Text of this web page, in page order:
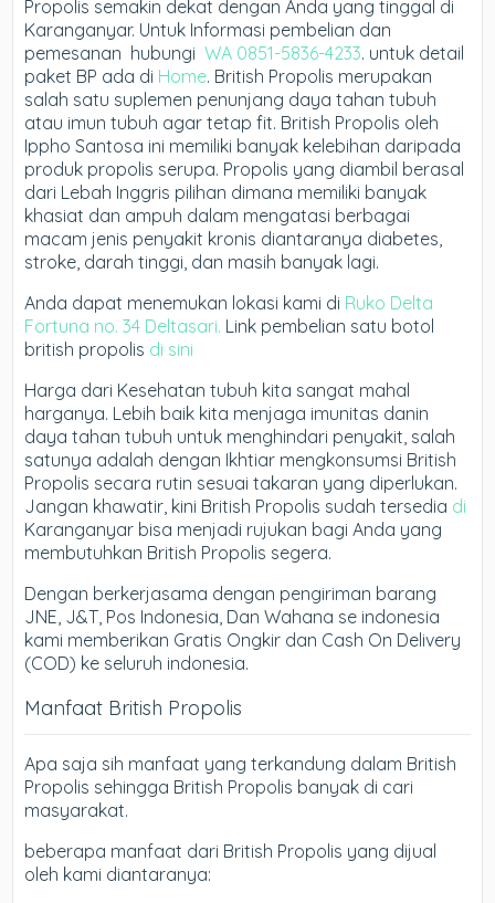
Propolis semakin dekat dengan Anda yang tinggal di
Karanganyar. Untuk Informasi pembelian dan
pemesanan hubungiWA 0851-5836-4233. untuk detail
paket BP ada di Home. British Propolis merupakan
salah satu suplemen penunjang daya tahan tubuh
atau imun tubuh agar tetap fit. British Propolis oleh
Ippho Santosa ini memiliki banyak kelebihan daripada
produk propolis serupa. Propolis yang diambil berasal
dari Lebah Inggris pilihan dimana memiliki banyak
khasiat dan ampuh dalam mengatasi berbagai
macam jenis penyakit kronis diantaranya diabetes,
stroke, darah tinggi, dan masih banyak lagi.
Anda dapat menemukan lokasi kami di Ruko Delta
Fortuna no. 34 Deltasari. Link pembelian satu botol
british propolis di sini
Harga dari Kesehatan tubuh kita sangat mahal
harganya. Lebih baik kita menjaga imunitas danin
daya tahan tubuh untuk menghindari penyakit, salah
satunya adalah dengan Ikhtiar mengkonsumsi British
Propolis secara rutin sesuai takaran yang diperlukan.
Jangan khawatir, kini British Propolis sudah tersedia di
Karanganyar bisa menjadi rujukan bagi Anda yang
membutuhkan British Propolis segera.
Dengan berkerjasama dengan pengiriman barang
JNE, J&T, Pos Indonesia, Dan Wahana se indonesia
kami memberikan Gratis Ongkir dan Cash On Delivery
(COD) ke seluruh indonesia.
Manfaat British Propolis
Apa saja sih manfaat yang terkandung dalam British
Propolis sehingga British Propolis banyak di cari
masyarakat.
beberapa manfaat dari British Propolis yang dijual
oleh kami diantaranya: